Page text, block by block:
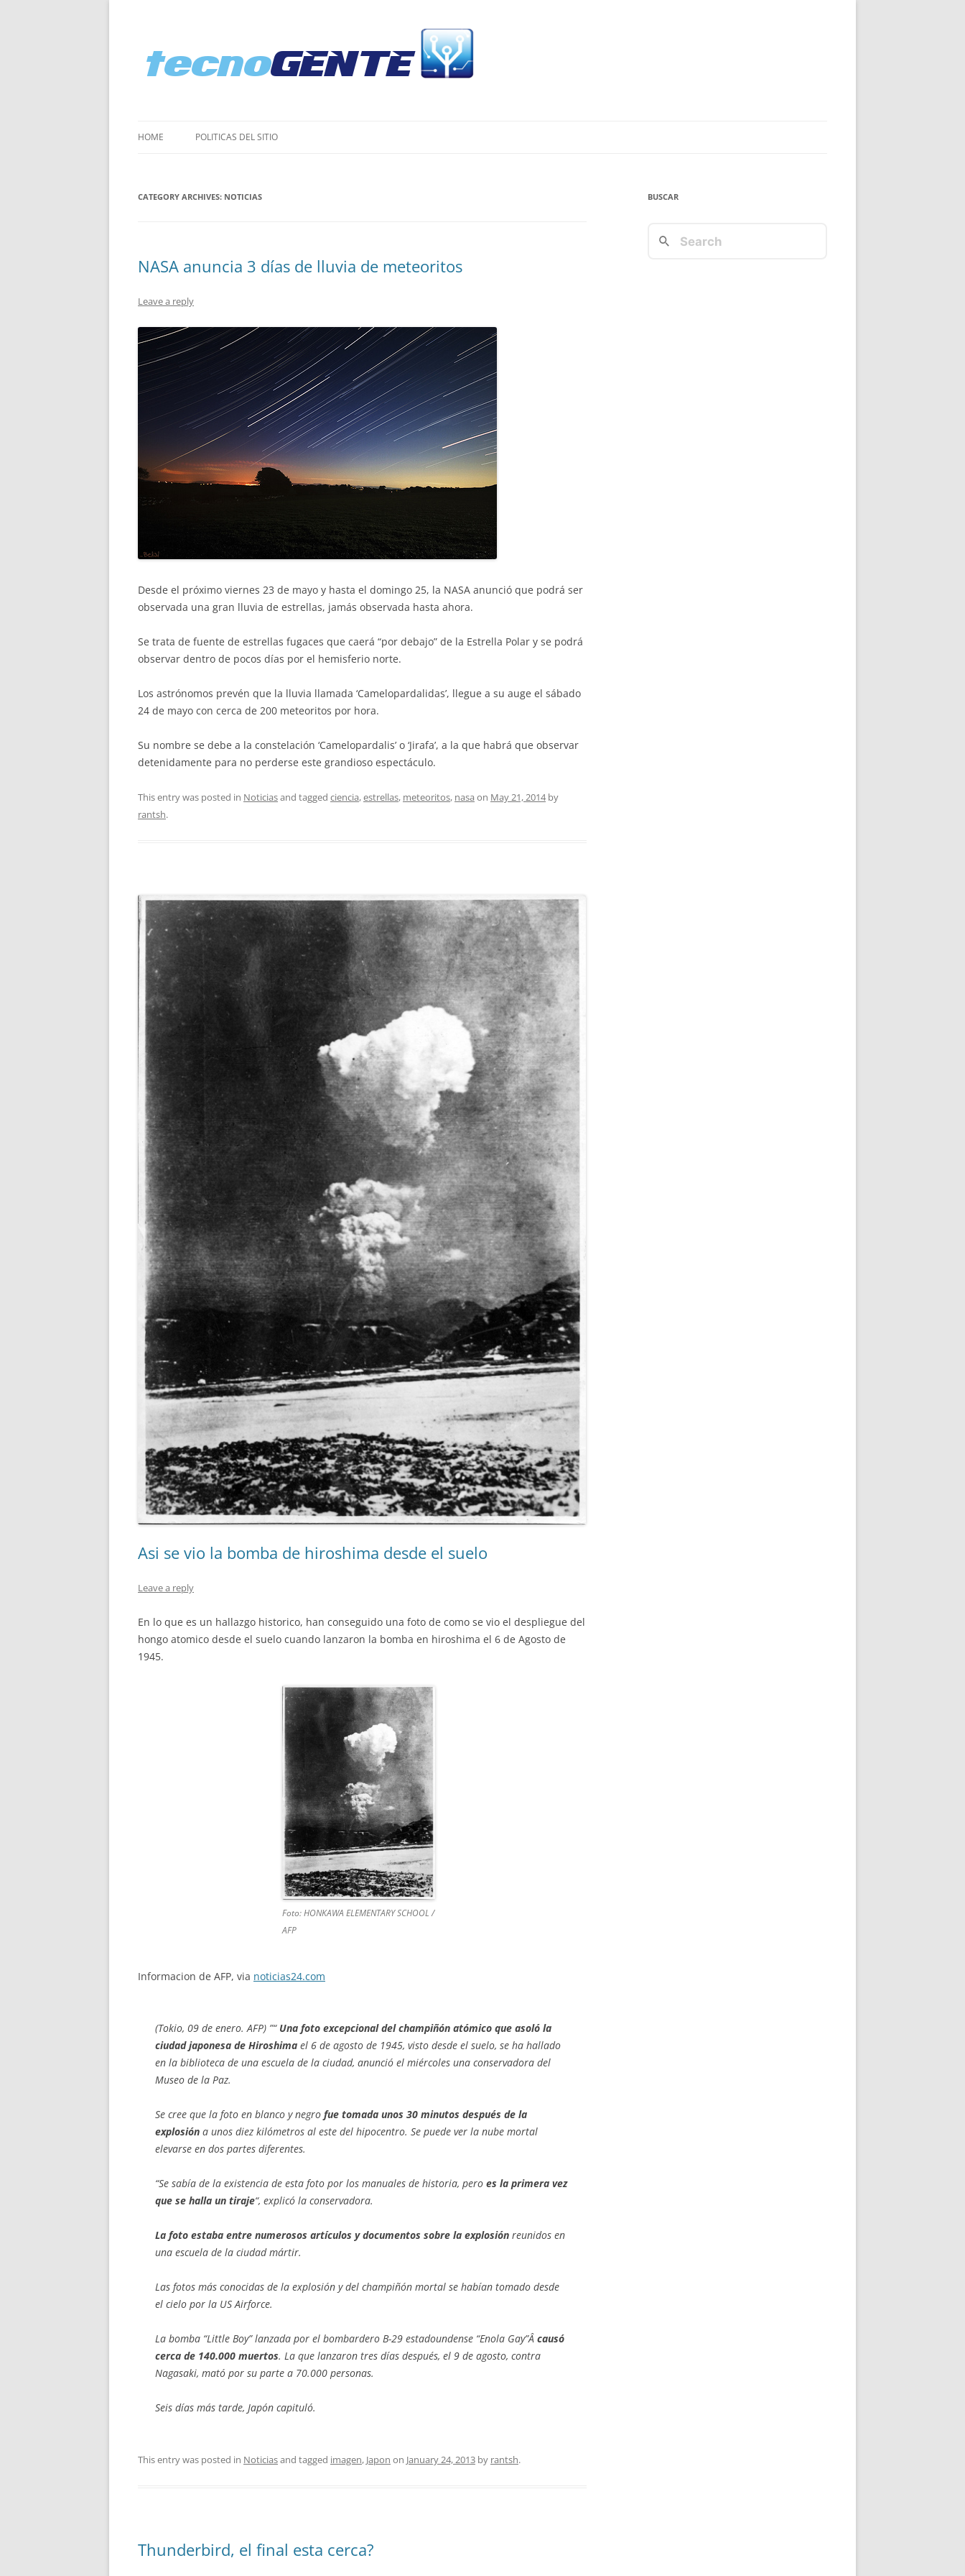
HOME POLI­TICAS DEL SITIO
CATEGORY ARCHIVES: NOTICIAS
NASA anuncia 3 días de lluvia de meteoritos
Leave a reply
Desde el próximo viernes 23 de mayo y hasta el domingo 25, la NASA anunció que podrá ser
observada una gran lluvia de estrellas, jamás observada hasta ahora.
Se trata de fuente de estrellas fugaces que caerá “por debajo” de la Estrella Polar y se podrá
observar dentro de pocos días por el hemisferio norte.
Los astrónomos prevén que la lluvia llamada ‘Camelopardalidas’, llegue a su auge el sábado
24 de mayo con cerca de 200 meteoritos por hora.
Su nombre se debe a la constelación ‘Camelopardalis’ o ‘Jirafa’, a la que habrá que observar
detenidamente para no perderse este grandioso espectáculo.
This entry was posted in Noticiasand tagged ciencia,estrellas, meteoritos, nasa on May 21, 2014by
rantsh.
Asi se vio la bomba de hiroshima desde el suelo
Leave a reply
En lo que es un hallazgo historico, han conseguido una foto de como se vio el despliegue del
hongo atomico desde el suelo cuando lanzaron la bomba en hiroshima el 6 de Agosto de
1945.
Foto: HONKAWA ELEMENTARY SCHOOL /
AFP
Informacion de AFP, via noticias24.com
(Tokio, 09 de enero. AFP) ”“ Una foto excepcional del champiñón atómico que asoló la
ciudad japonesa de Hiroshima el 6 de agosto de 1945, visto desde el suelo, se ha hallado
en la biblioteca de una escuela de la ciudad, anunció el miércoles una conservadora del
Museo de la Paz.
Se cree que la foto en blanco y negro fue tomada unos 30 minutos después de la
explosión a unos diez kilómetros al este del hipocentro. Se puede ver la nube mortal
elevarse en dos partes diferentes.
“Se sabía de la existencia de esta foto por los manuales de historia, pero es la primera vez
que se halla un tiraje“, explicó la conservadora.
La foto estaba entre numerosos artículos y documentos sobre la explosión reunidos en
una escuela de la ciudad mártir.
Las fotos más conocidas de la explosión y del champiñón mortal se habían tomado desde
el cielo por la US Airforce.
La bomba “Little Boy” lanzada por el bombardero B-29 estadoundense “Enola Gay”Â causó
cerca de 140.000 muertos. La que lanzaron tres días después, el 9 de agosto, contra
Nagasaki, mató por su parte a 70.000 personas.
Seis días más tarde, Japón capituló.
This entry was posted in Noticiasand tagged imagen, Japon on January 24, 2013 by rantsh.
Thunderbird, el final esta cerca?
BUSCAR